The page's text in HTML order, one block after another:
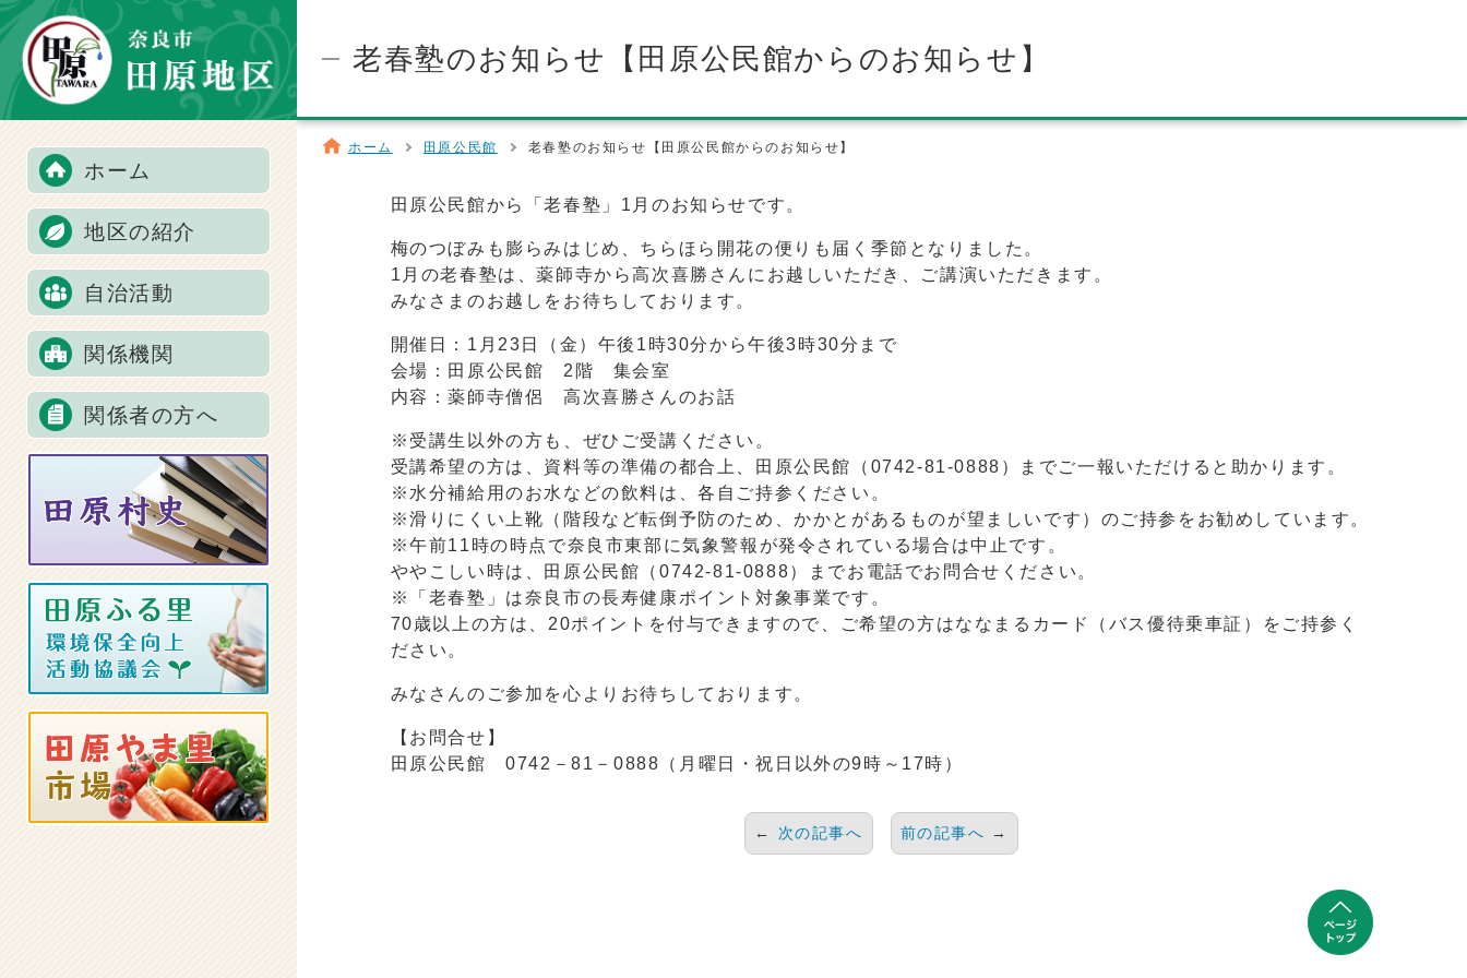
ホーム
地区の紹介
自治活動
関係機関
関係者の方へ
老春塾のお知らせ【田原公民館からのお知らせ】
ホーム 田原公民館 老春塾のお知らせ【田原公民館からのお知らせ】
田原公民館から「老春塾」1月のお知らせです。
梅のつぼみも膨らみはじめ、ちらほら開花の便りも届く季節となりました。
1月の老春塾は、薬師寺から高次喜勝さんにお越しいただき、ご講演いただきます。
みなさまのお越しをお待ちしております。
開催日：1月23日（金）午後1時30分から午後3時30分まで
会場：田原公民館 2階 集会室
内容：薬師寺僧侶 高次喜勝さんのお話
※受講生以外の方も、ぜひご受講ください。
受講希望の方は、資料等の準備の都合上、田原公民館（0742-81-0888）までご一報いただけると助かります。
※水分補給用のお水などの飲料は、各自ご持参ください。
※滑りにくい上靴（階段など転倒予防のため、かかとがあるものが望ましいです）のご持参をお勧めしています。
※午前11時の時点で奈良市東部に気象警報が発令されている場合は中止です。
ややこしい時は、田原公民館（0742-81-0888）までお電話でお問合せください。
※「老春塾」は奈良市の長寿健康ポイント対象事業です。
70歳以上の方は、20ポイントを付与できますので、ご希望の方はななまるカード（バス優待乗車証）をご持参く
ださい。
みなさんのご参加を心よりお待ちしております。
【お問合せ】
田原公民館 0742－81－0888（月曜日・祝日以外の9時～17時）
← 次の記事へ 前の記事へ →